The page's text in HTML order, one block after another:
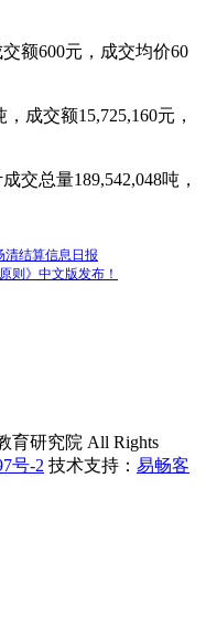
额600元，成交均价60
成交额15,725,160元，
交总量189,542,048吨，
清结算信息日报
则》中文版发布！
育研究院 All Rights
号-2 技术支持： 易畅客